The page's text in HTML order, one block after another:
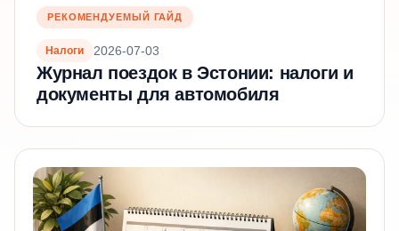
РЕКОМЕНДУЕМЫЙ ГАЙД
Налоги 2026-07-03
Журнал поездок в Эстонии: налоги и
документы для автомобиля